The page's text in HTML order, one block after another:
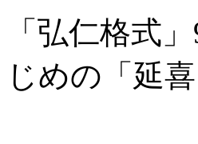
「弘仁格式
じめの「延喜